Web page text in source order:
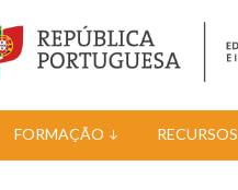
FORMAÇÃO RECURSOS